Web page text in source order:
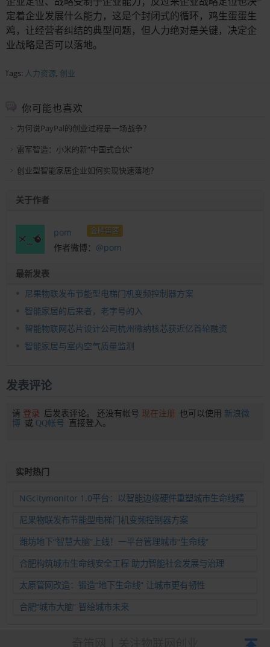
定着企业发展什么能力，这是个封闭式的循环，鸡生蛋蛋生
鸡，让经营者纠结的典型问题，但人力绝对是关键，决定企
业战略是否可以落地。
Tags: 人力资源, 创业
你可能也喜欢
为何说PayPal的创业过程是一场战争？
雷军智造：小米的新“中国式合伙”
创业型智能家居企业如何实现快速落地？
关于作者
pom 金牌笛客
作者微博： @pom
最新发表
尼果物联发布节能型电梯门机变频控制器方案
智能家居的后来者，老字号的入
智能物联网芯片设计公司杭州微纳核芯获近亿首轮融资
智能家居与室内空气质量监测
发表评论
请 登录 后发表评论。 还没有帐号 现在注册 也可以使用 新浪微
博 或 QQ帐号 直接登入。
实时热门
NGcitymonitor 1.0平台：以智能边缘硬件重塑城市生命线精
准运维新范式
尼果物联发布节能型电梯门机变频控制器方案
潍坊地下“智慧大脑”上线！一平台管理城市“生命线”
合肥构筑城市生命线安全工程 助力智能社会发展与治理
太原管网改造：锻造“地下生命线” 让城市更有韧性
合肥“城市大脑” 智绘城市未来